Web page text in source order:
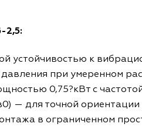
2,5:
устойчивостью к
при умеренном
0,75?кВт с
— для точной ориентации
в ограниченном